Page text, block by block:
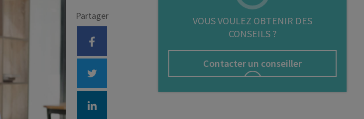
Partager
VOUS VOULEZ OBTENIR DES
CONSEILS ?
Contacter un conseiller